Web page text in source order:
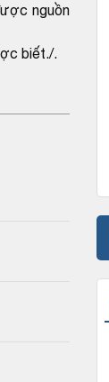
nguồn
biết./.